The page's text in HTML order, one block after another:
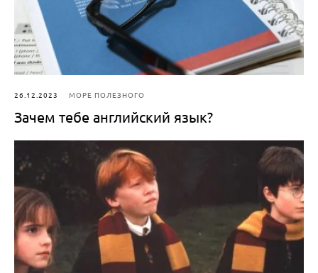
26.12.2023 МОРЕ ПОЛЕЗНОГО
Зачем тебе английский язык?